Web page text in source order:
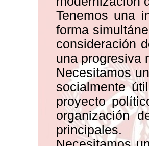
Tenemos una
forma
consideración
una progresiva
Necesitamos
socialmente
proyecto
organización
principales.